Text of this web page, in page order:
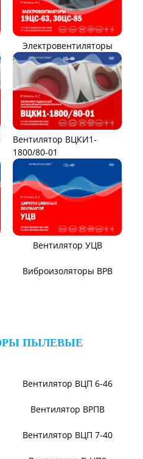
Электровентиляторы
Вентилятор ВЦКИ1-
1800/80-01
Вентилятор УЦВ
Виброизоляторы ВРВ